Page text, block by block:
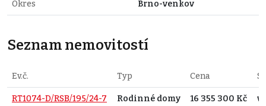
Okres Brno-venkov
Seznam nemovitostí
Ev.č. Typ Cena
RT1074-D/RSB/195/24-7 Rodinné domy 16 355 300 Kč